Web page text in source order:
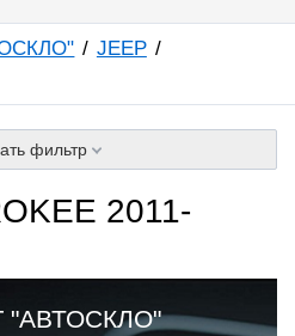
JEEP
фильтр
2011-
"АВТОСКЛО"